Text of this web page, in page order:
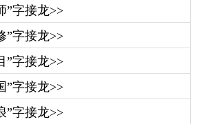
”字接龙>>
”字接龙>>
”字接龙>>
”字接龙>>
”字接龙>>